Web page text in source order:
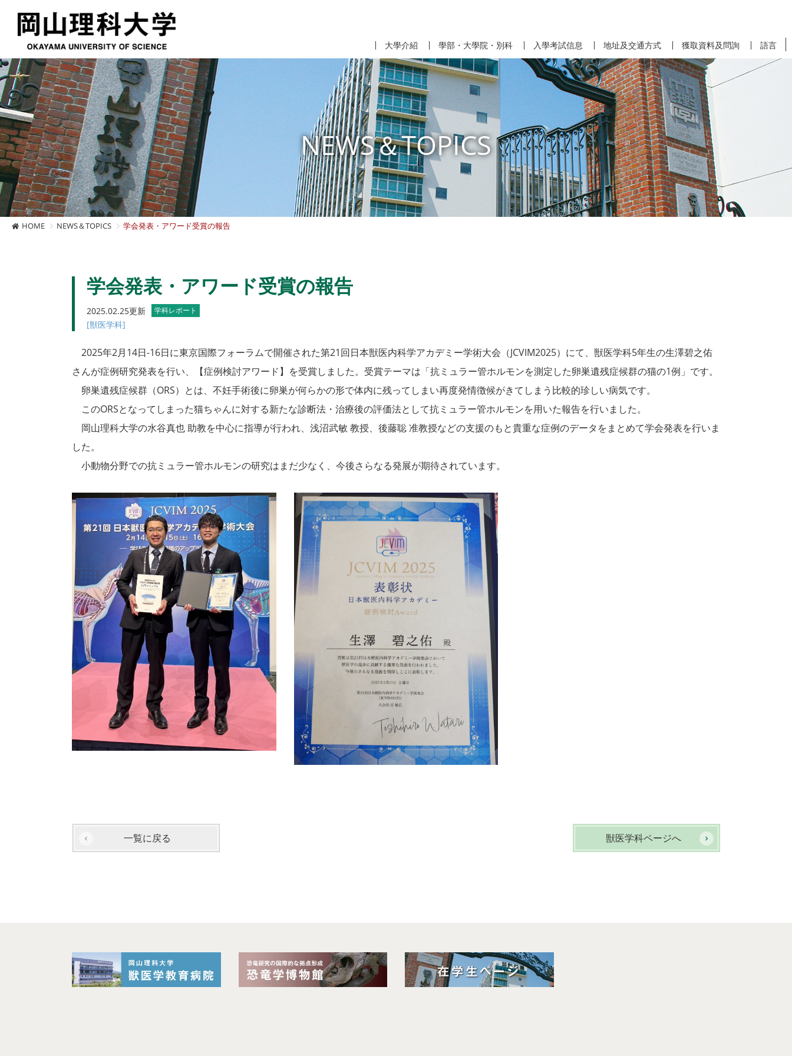
大學介紹 學部・大學院・別科 入學考試信息 地址及交通方式 獲取資料及問詢 語言
NEWS＆TOPICS
HOME NEWS＆TOPICS 学会発表・アワード受賞の報告
学会発表・アワード受賞の報告
2025.02.25更新 学科レポート
[獣医学科]
2025年2月14日-16日に東京国際フォーラムで開催された第21回日本獣医内科学アカデミー学術大会（JCVIM2025）にて、獣医学科5年生の生澤碧之佑
さんが症例研究発表を行い、【症例検討アワード】を受賞しました。受賞テーマは「抗ミュラー管ホルモンを測定した卵巣遺残症候群の猫の1例」です。
卵巣遺残症候群（ORS）とは、不妊手術後に卵巣が何らかの形で体内に残ってしまい再度発情徴候がきてしまう比較的珍しい病気です。
このORSとなってしまった猫ちゃんに対する新たな診断法・治療後の評価法として抗ミュラー管ホルモンを用いた報告を行いました。
岡山理科大学の水谷真也 助教を中心に指導が行われ、浅沼武敏 教授、後藤聡 准教授などの支援のもと貴重な症例のデータをまとめて学会発表を行いま
した。
小動物分野での抗ミュラー管ホルモンの研究はまだ少なく、今後さらなる発展が期待されています。
獣医学科ページへ
一覧に戻る